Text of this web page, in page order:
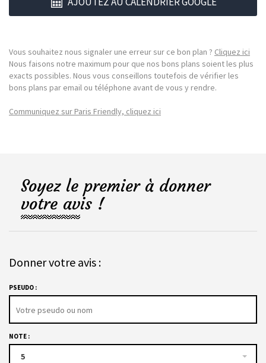
Vous souhaitez nous signaler une erreur sur ce bon plan ? Cliquez ici
Nous faisons notre maximum pour que nos bons plans soient les plus
exacts possibles. Nous vous conseillons toutefois de vérifier les
bons plans par email ou téléphone avant de vous y rendre.
Communiquez sur Paris Friendly, cliquez ici
Soyez le premier à donner
votre avis !
Donner votre avis :
PSEUDO :
NOTE :
5